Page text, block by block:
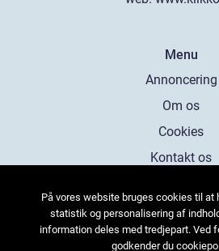
Menu
Annoncering
Om os
Cookies
Kontakt os
På vores website bruges cookies til at
statistik og personalisering af
information deles med tredjepart. Ved
godkender du